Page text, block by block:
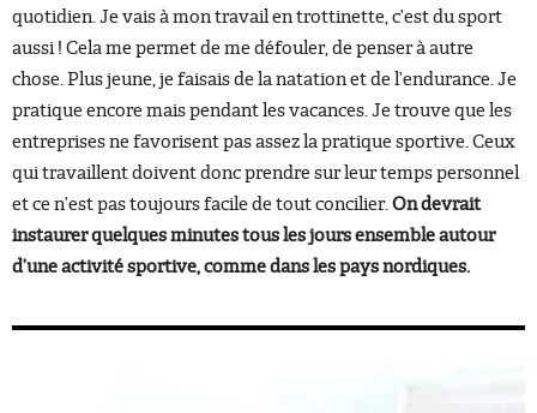
quotidien. Je vais à mon travail en trottinette, c’est du sport
aussi ! Cela me permet de me défouler, de penser à autre
chose. Plus jeune, je faisais de la natation et de l’endurance. Je
pratique encore mais pendant les vacances. Je trouve que les
entreprises ne favorisent pas assez la pratique sportive. Ceux
qui travaillent doivent donc prendre sur leur temps personnel
et ce n’est pas toujours facile de tout concilier.On devrait
instaurer quelques minutes tous les jours ensemble autour
d’une activité sportive, comme dans les pays nordiques.